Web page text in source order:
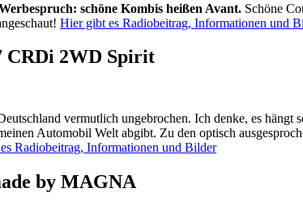
schöne Kombis heißen Avant. Schöne
Hier gibt es Radiobeitrag, Informationen und
CRDi 2WD Spirit
vermutlich ungebrochen. Ich denke, es hängt
Automobil Welt abgibt. Zu den optisch
Radiobeitrag, Informationen und Bilder
by MAGNA